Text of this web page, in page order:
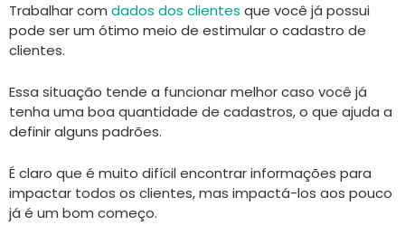
Trabalhar com dados dos clientes que você já possui
pode ser um ótimo meio de estimular o cadastro de
clientes.
Essa situação tende a funcionar melhor caso você já
tenha uma boa quantidade de cadastros, o que ajuda a
definir alguns padrões.
É claro que é muito difícil encontrar informações para
impactar todos os clientes, mas impactá-los aos pouco
já é um bom começo.